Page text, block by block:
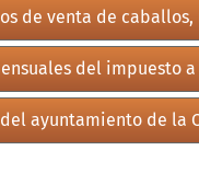
de venta de caballos,
del impuesto
ayuntamiento de la